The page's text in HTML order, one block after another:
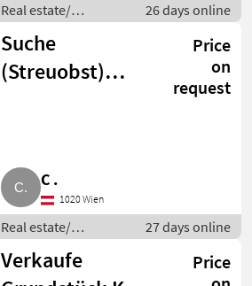
Real estate/
properties / Lands
26 days online
Suche
(Streuobst)
Price
on
request
C .
1020 Wien
Real estate/
properties / Lands
27 days online
Verkaufe
Price